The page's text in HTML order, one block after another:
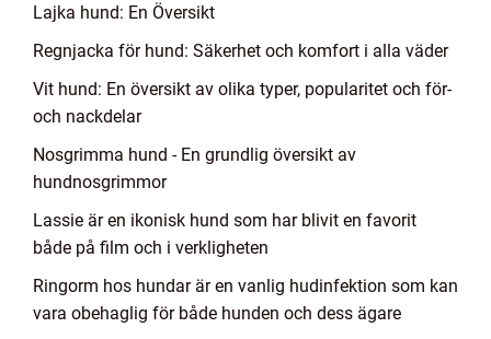
Lajka hund: En Översikt
Regnjacka för hund: Säkerhet och komfort i alla väder
Vit hund: En översikt av olika typer, popularitet och för-
och nackdelar
Nosgrimma hund - En grundlig översikt av
hundnosgrimmor
Lassie är en ikonisk hund som har blivit en favorit
både på film och i verkligheten
Ringorm hos hundar är en vanlig hudinfektion som kan
vara obehaglig för både hunden och dess ägare